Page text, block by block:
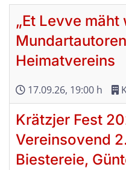
„Et Levve mäht
Heimatvereins
17.09.26, 19:00 h
Krätzjer Fest
Vereinsovend
Biestereie,